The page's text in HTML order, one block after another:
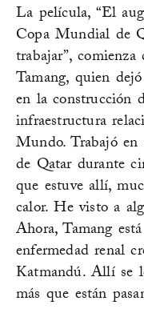
La película, “El
Copa Mundial de
trabajar”,
Tamang, quien
en la construcción
infraestructura
Mundo. Trabajó
de Qatar durante
que estuve allí,
calor. He visto a
Ahora, Tamang
enfermedad renal
Katmandú. Allí se
más que están